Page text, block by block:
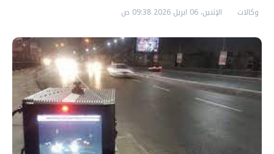
وكالات الإثنين، 06 ابريل 2026 09:38 ص